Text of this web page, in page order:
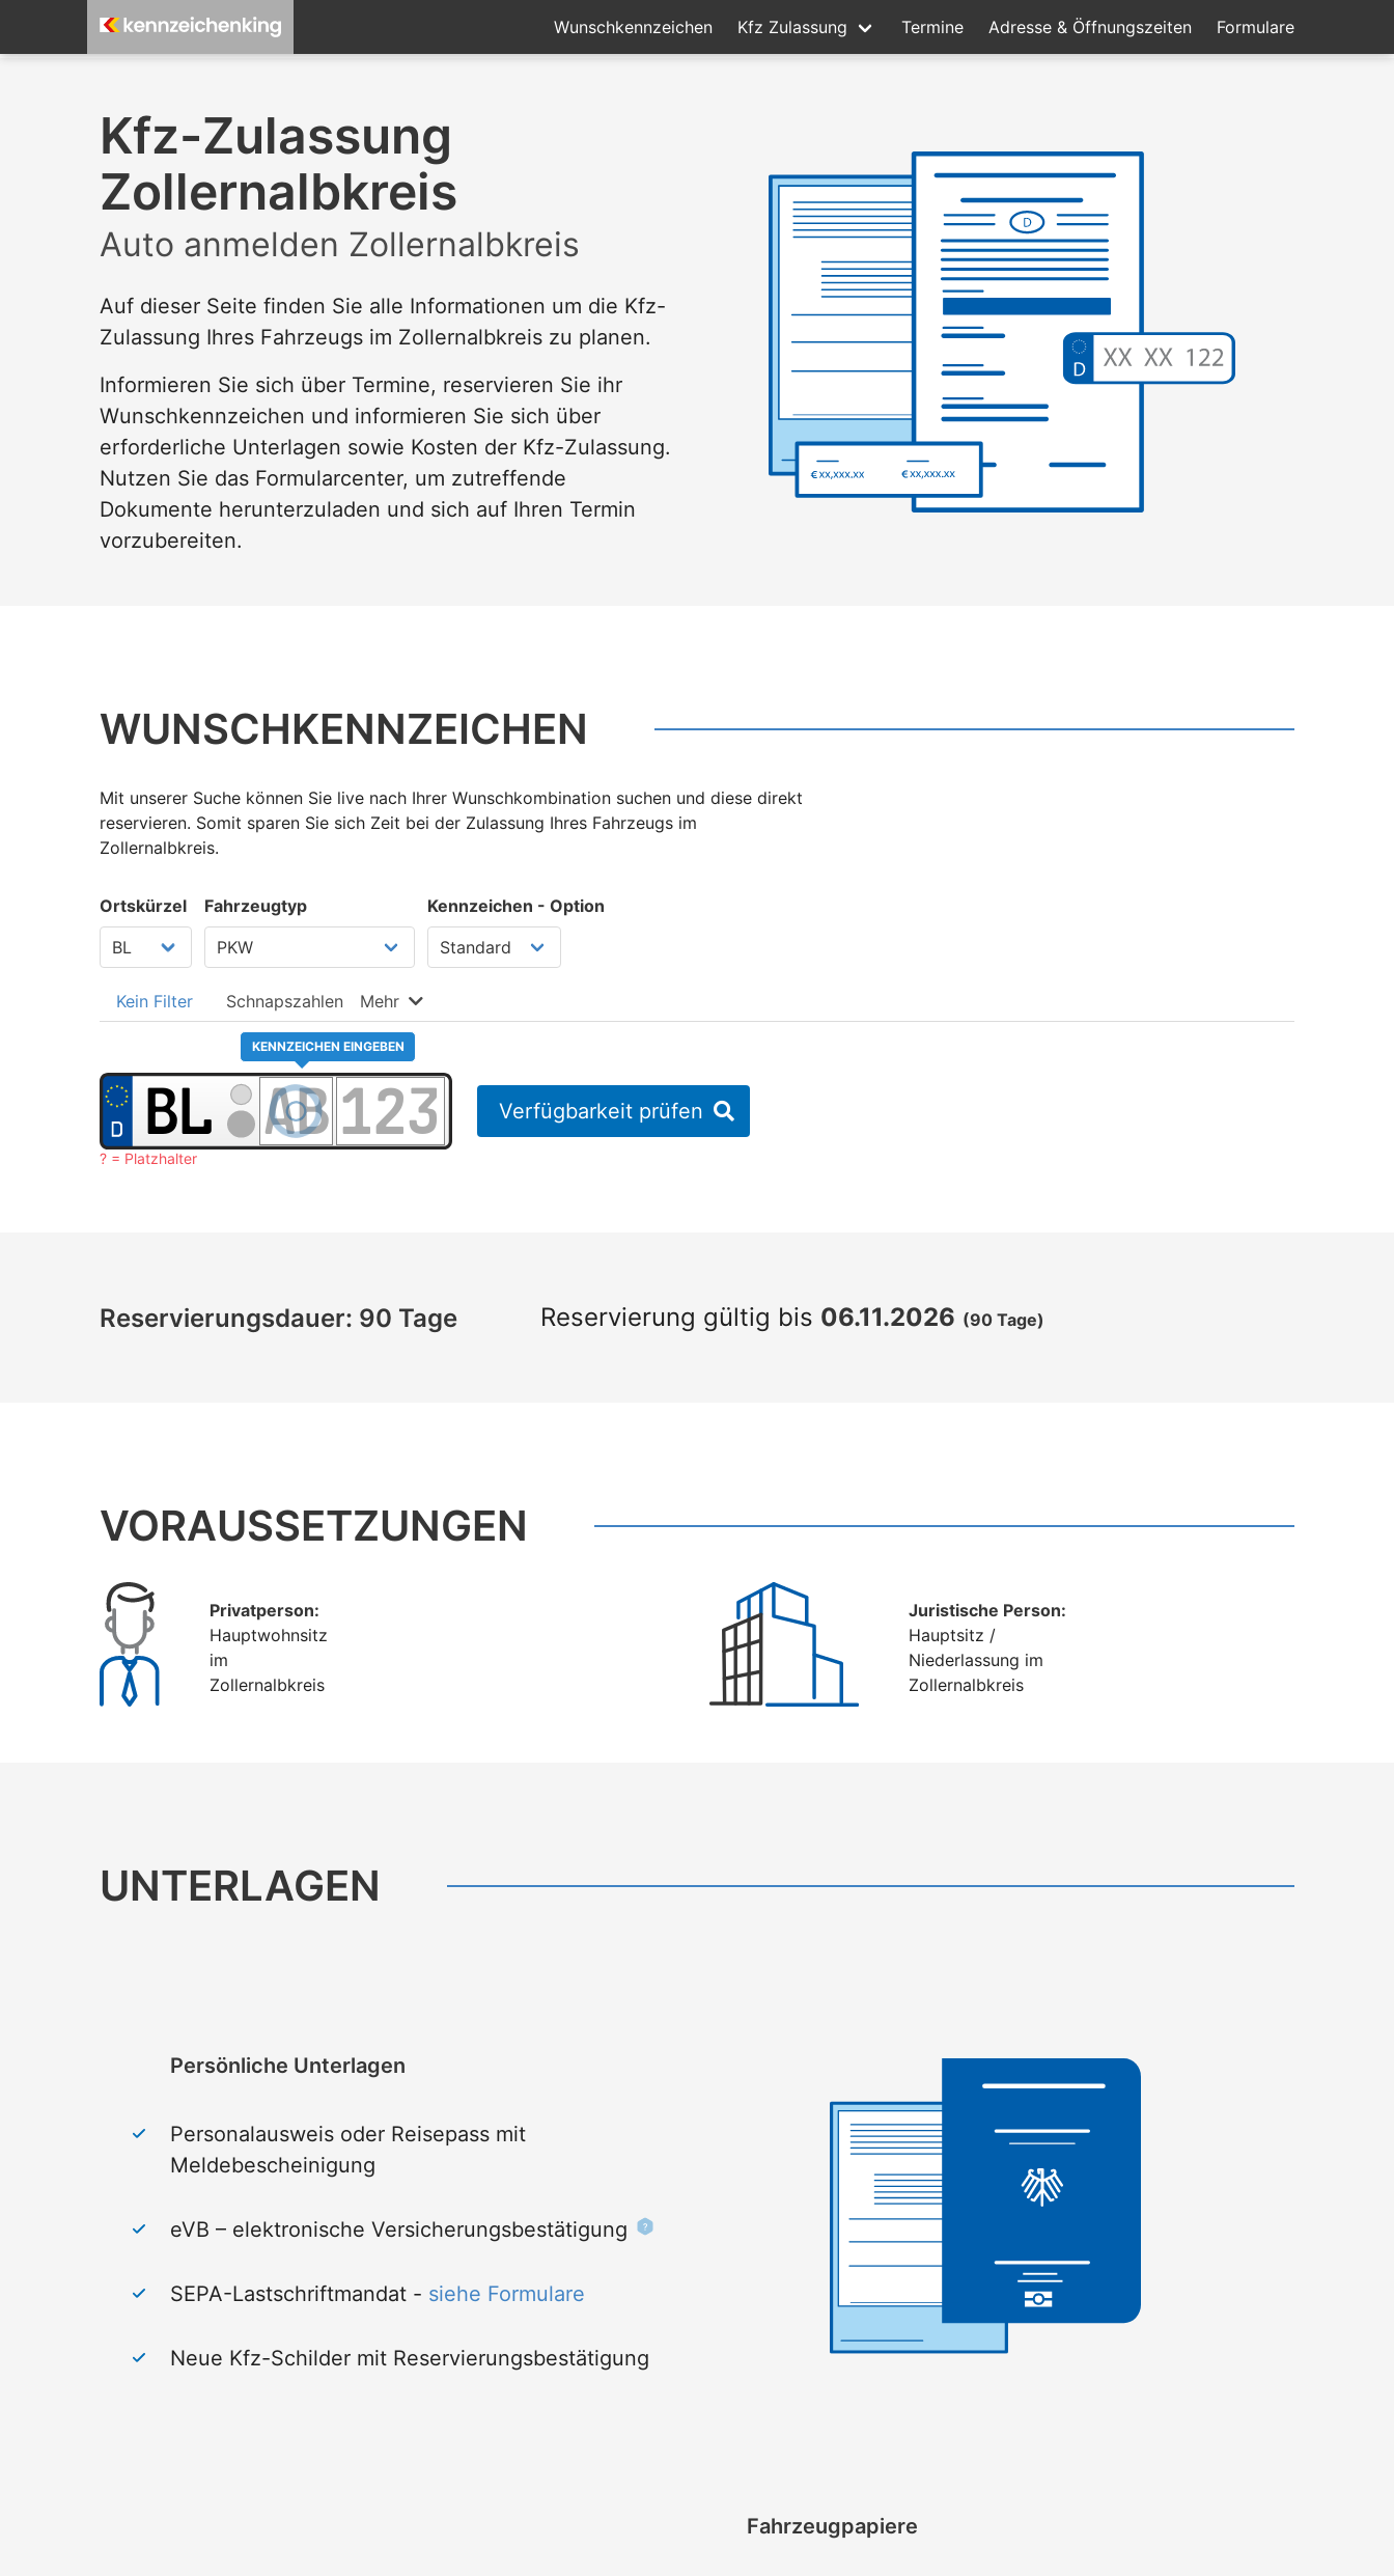
Wunschkennzeichen Kfz Zulassung Termine Adresse & Öffnungszeiten Formulare
Kfz-Zulassung
Zollernalbkreis
Auto anmelden Zollernalbkreis
Auf dieser Seite finden Sie alle Informationen um die Kfz-
Zulassung Ihres Fahrzeugs im Zollernalbkreis zu planen.
Informieren Sie sich über Termine, reservieren Sie ihr
Wunschkennzeichen und informieren Sie sich über
erforderliche Unterlagen sowie Kosten der Kfz-Zulassung.
Nutzen Sie das Formularcenter, um zutreffende
Dokumente herunterzuladen und sich auf Ihren Termin
vorzubereiten.
WUNSCH­KENNZEICHEN
Mit unserer Suche können Sie live nach Ihrer Wunschkombination suchen und diese direkt
reservieren. Somit sparen Sie sich Zeit bei der Zulassung Ihres Fahrzeugs im
Zollernalbkreis.
Ortskürzel Fahrzeugtyp Kennzeichen - Option
Kein Filter Schnapszahlen Mehr
KENNZEICHEN EINGEBEN
? = Platzhalter
Verfügbarkeit prüfen
Reservierungsdauer: 90 Tage Reservierung gültig bis 06.11.2026 (90 Tage)
VORAUSSETZUNGEN
Privatperson:
Hauptwohnsitz
im
Zollernalbkreis
Juristische Person:
Hauptsitz /
Niederlassung im
Zollernalbkreis
UNTERLAGEN
Persönliche Unterlagen
Personalausweis oder Reisepass mit
Meldebescheinigung
eVB – elektronische Versicherungsbestätigung
SEPA-Lastschriftmandat - siehe Formulare
Neue Kfz-Schilder mit Reservierungsbestätigung
Fahrzeugpapiere